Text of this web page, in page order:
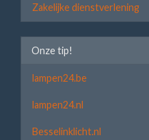
Zakelijke dienstverlening
Onze tip!
lampen24.be
lampen24.nl
Besselinklicht.nl